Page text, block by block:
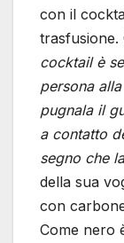
con il
trasfusione.
cocktail è
persona
pugnala il
a contatto
segno che
della sua
con
Come nero